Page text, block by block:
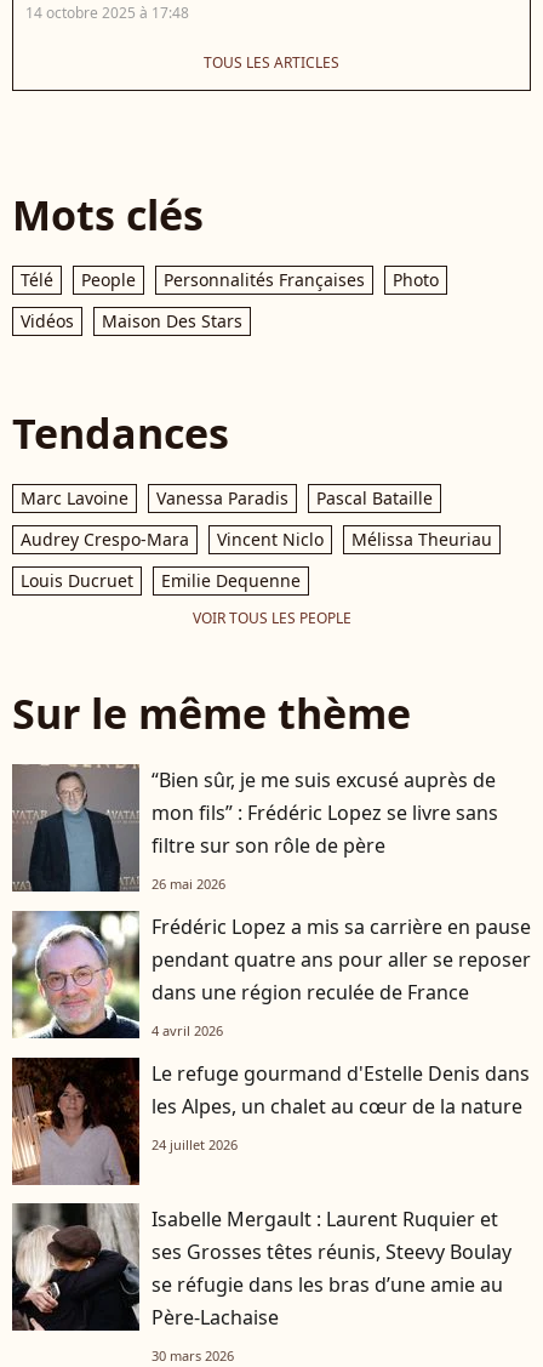
14 octobre 2025 à 17:48
TOUS LES ARTICLES
Mots clés
Télé People Personnalités Françaises
Photo
Vidéos
Maison Des Stars
Tendances
Marc Lavoine Vanessa Paradis
Pascal Bataille
Audrey Crespo-Mara
Vincent Niclo
Mélissa Theuriau
Louis Ducruet
Emilie Dequenne
VOIR TOUS LES PEOPLE
Sur le même thème
“Bien sûr, je me suis excusé auprès de
mon fils” : Frédéric Lopez se livre sans
filtre sur son rôle de père
26 mai 2026
Frédéric Lopez a mis sa carrière en pause
pendant quatre ans pour aller se reposer
dans une région reculée de France
4 avril 2026
Le refuge gourmand d'Estelle Denis dans
les Alpes, un chalet au cœur de la nature
24 juillet 2026
Isabelle Mergault : Laurent Ruquier et
ses Grosses têtes réunis, Steevy Boulay
se réfugie dans les bras d’une amie au
Père-Lachaise
30 mars 2026